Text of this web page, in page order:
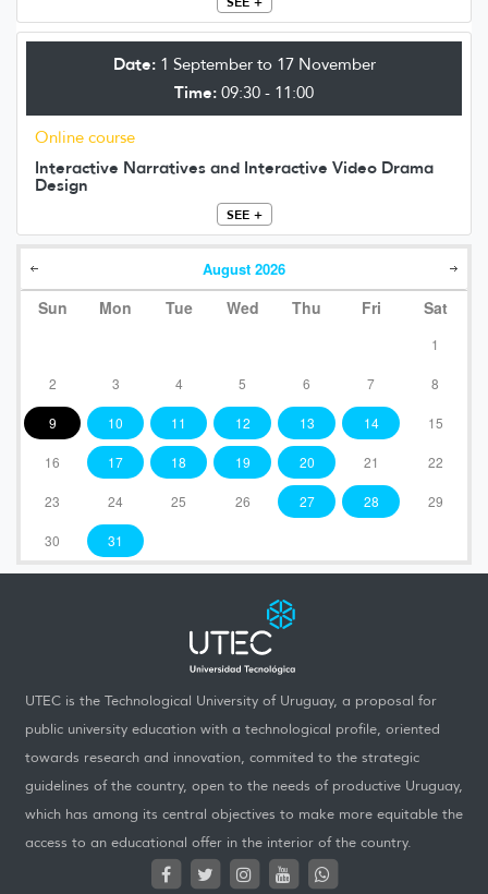
Date:1 September to 17 November
Time: 09:30 - 11:00
Online course
Interactive Narratives and Interactive Video Drama
Design
SEE +
August 2026
Sun Mon Tue Wed Thu Fri Sat
1
2 3 4 5 6 7 8
9 10 11 12 13 14 15
16 17 18 19 20 21 22
23 24 25 26 27 28 29
30 31
UTEC is the Technological University of Uruguay, a proposal for
public university education with a technological profile, oriented
towards research and innovation, commited to the strategic
guidelines of the country, open to the needs of productive Uruguay,
which has among its central objectives to make more equitable the
access to an educational offer in the interior of the country.